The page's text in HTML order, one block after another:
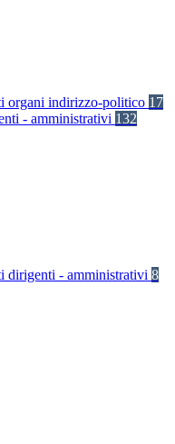
organi indirizzo-politico 17
- amministrativi 132
dirigenti - amministrativi 8